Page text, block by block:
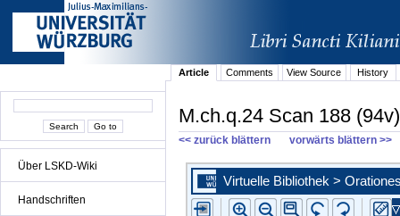
Über LSKD-Wiki
Handschriften
Article Comments View Source History
M.ch.q.24 Scan 188 (94v)
<< zurück blättern vorwärts blättern >>